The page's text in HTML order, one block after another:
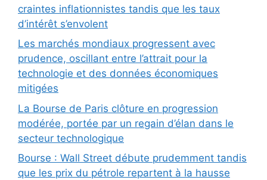
craintes inflationnistes tandis que les taux
d’intérêt s’envolent
Les marchés mondiaux progressent avec
prudence, oscillant entre l’attrait pour la
technologie et des données économiques
mitigées
La Bourse de Paris clôture en progression
modérée, portée par un regain d’élan dans le
secteur technologique
Bourse : Wall Street débute prudemment tandis
que les prix du pétrole repartent à la hausse